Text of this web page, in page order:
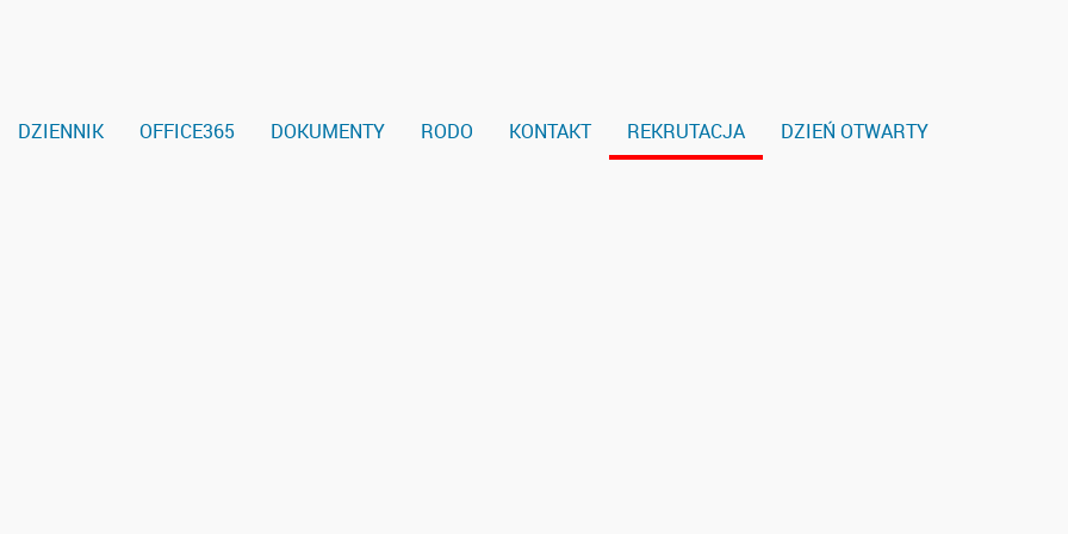
DZIENNIK OFFICE365 DOKUMENTY RODO KONTAKT REKRUTACJA DZIEŃ OTWARTY